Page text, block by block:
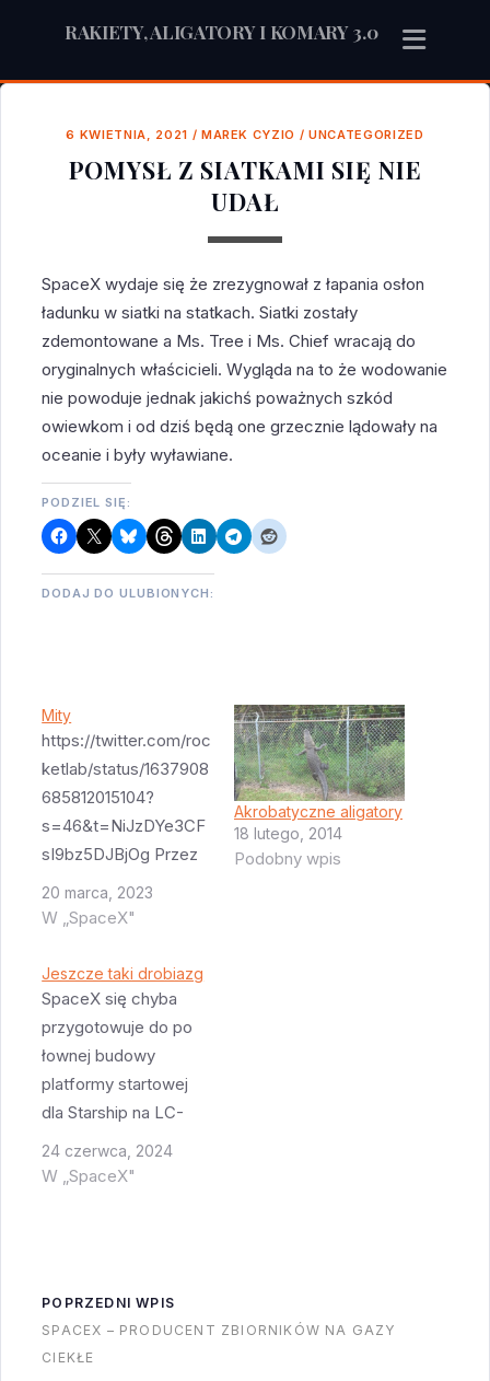
RAKIETY, ALIGATORY I KOMARY 3.0
6 KWIETNIA, 2021 / MAREK CYZIO /UNCATEGORIZED
POMYSŁ Z SIATKAMI SIĘ NIE
UDAŁ
SpaceX wydaje się że zrezygnował z łapania osłon
ładunku w siatki na statkach. Siatki zostały
zdemontowane a Ms. Tree i Ms. Chief wracają do
oryginalnych właścicieli. Wygląda na to że wodowanie
nie powoduje jednak jakichś poważnych szkód
owiewkom i od dziś będą one grzecznie lądowały na
oceanie i były wyławiane.
PODZIEL SIĘ:
DODAJ DO ULUBIONYCH:
Mity
https://twitter.com/roc
ketlab/status/1637908
685812015104?
s=46&t=NiJzDYe3CF
sI9bz5DJBjOg Przez
wiele lat uważano że
moczenie elektroniki i
wodzie to zły pomysł.
Do tego stopnia że
SpaceX próbował
ratować swoje osłony
ładunku łapiąc je w
olbrzymie siatki.
szybko że drobne
powodowało że idzie
ona na…
20 marca, 2023
W „SpaceX"
Akrobatyczne aligatory
18 lutego, 2014
Podobny wpis
Jeszcze taki drobiazg
SpaceX się chyba
przygotowuje do po
łownej budowy
platformy startowej
dla Starship na LC-
39A. Jadąc do domu
po ostatnim starcie
samochodem do nich
wjechać. Wg.
obserwacji z Boca
24 czerwca, 2024
W „SpaceX"
POPRZEDNI WPIS
SPACEX – PRODUCENT ZBIORNIKÓW NA GAZY
CIEKŁE